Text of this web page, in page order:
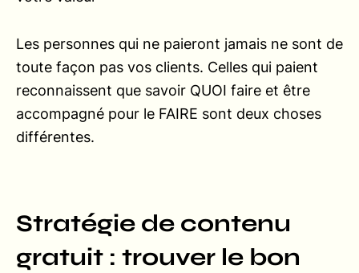
Les personnes qui ne paieront jamais ne sont de
toute façon pas vos clients. Celles qui paient
reconnaissent que savoir QUOI faire et être
accompagné pour le FAIRE sont deux choses
différentes.
Stratégie de contenu
gratuit : trouver le bon